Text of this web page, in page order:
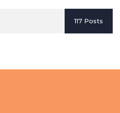
117 Posts